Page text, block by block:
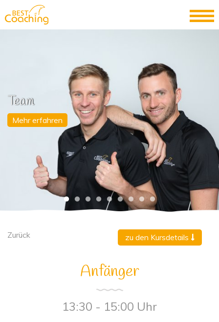
Team
Mehr erfahren
Zurück zu den Kursdetails
Anfänger
13:30 - 15:00 Uhr